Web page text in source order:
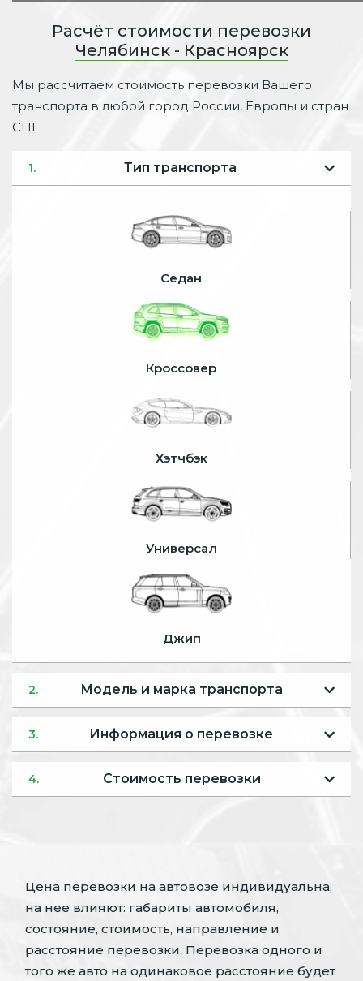
Расчёт стоимости перевозки
Челябинск - Красноярск
Мы рассчитаем стоимость перевозки Вашего
транспорта в любой город России, Европы и стран
СНГ
1. Тип транспорта
Седан
Кроссовер
Хэтчбэк
Универсал
Джип
2. Модель и марка транспорта
3. Информация о перевозке
4. Стоимость перевозки
Цена перевозки на автовозе индивидуальна,
на нее влияют: габариты автомобиля,
состояние, стоимость, направление и
расстояние перевозки. Перевозка одного и
того же авто на одинаковое расстояние будет